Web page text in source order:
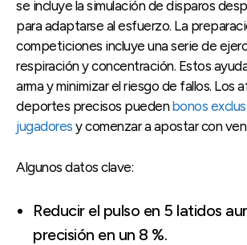
se incluye la simulación de disparos
para adaptarse al esfuerzo. La
competiciones incluye una serie de
respiración y concentración. Estos
arma y minimizar el riesgo de fallos. Los
deportes precisos puedenbonos
jugadores y comenzar a apostar con
Algunos datos clave:
Reducir el pulso en 5 latidos
precisión en un 8 %.